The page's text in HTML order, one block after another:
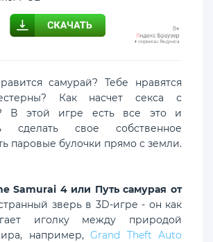
самурай? Тебе нравятся
Как насчет секса с
В этой игре есть все это и
сделать свое собственное
паровые булочки прямо с земли.
4 или Путь самурая от
зверь в 3D-игре - он как
иголку между природой
например,Grand Theft Auto